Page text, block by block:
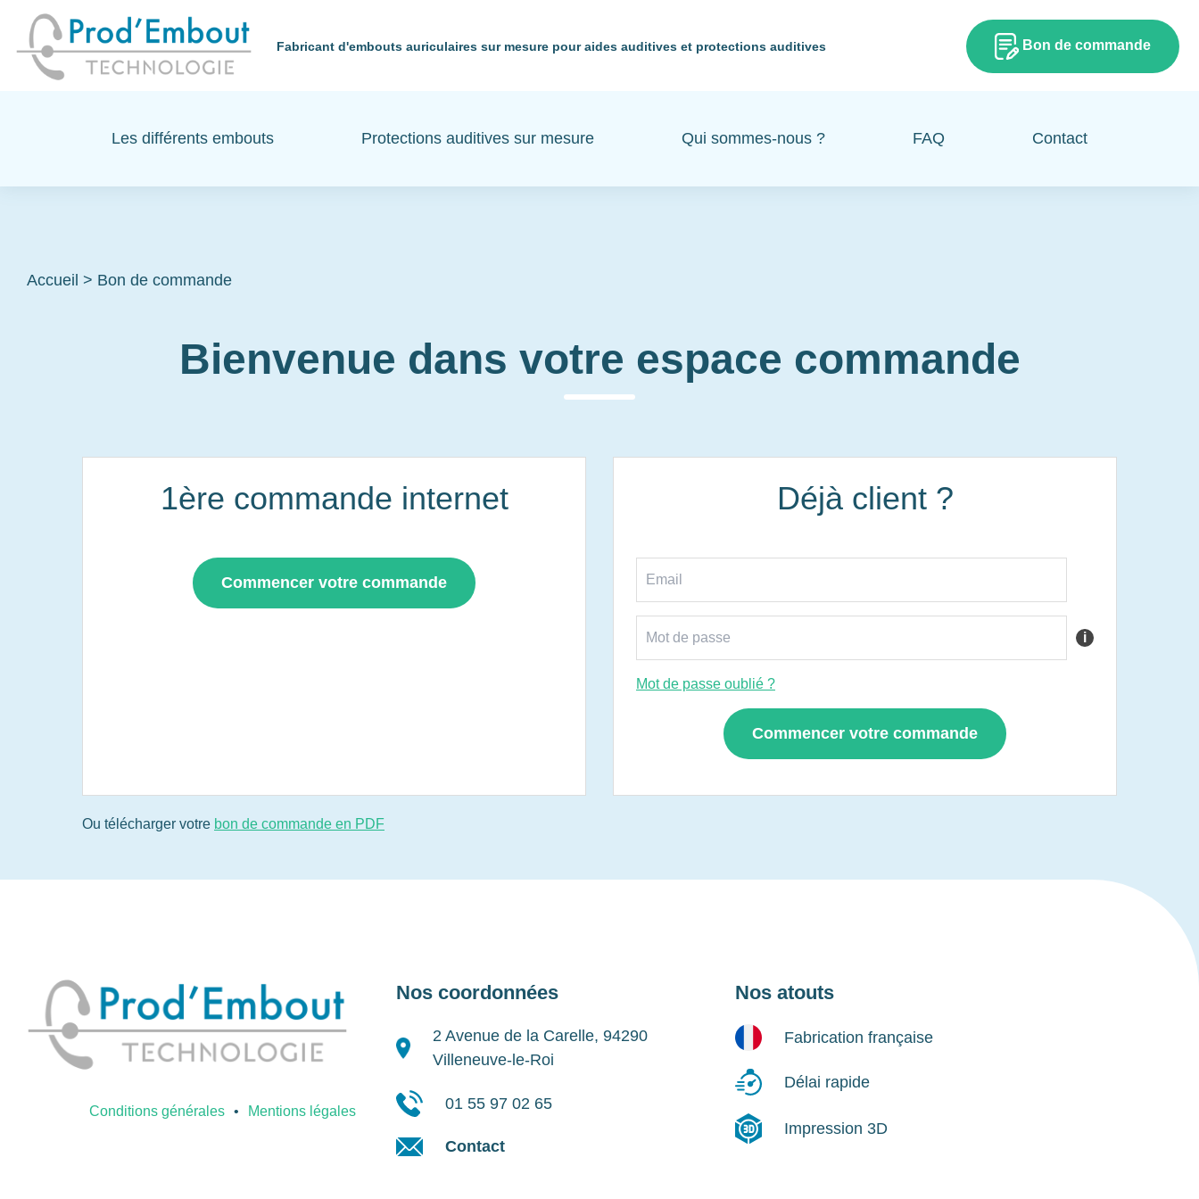
Fabricant d'embouts auriculaires sur mesure pour aides auditives et protections auditives Bon de commande
Les différents embouts Protections auditives sur mesure Qui sommes-nous ? FAQ Contact
Accueil > Bon de commande
Bienvenue dans votre espace commande
1ère commande internet
Commencer votre commande
Déjà client ?
i
Mot de passe oublié ?
Ou télécharger votre bon de commande en PDF
Conditions générales Mentions légales
Nos coordonnées
2 Avenue de la Carelle, 94290
Villeneuve-le-Roi
01 55 97 02 65
Contact
Nos atouts
Fabrication française
Délai rapide
Impression 3D